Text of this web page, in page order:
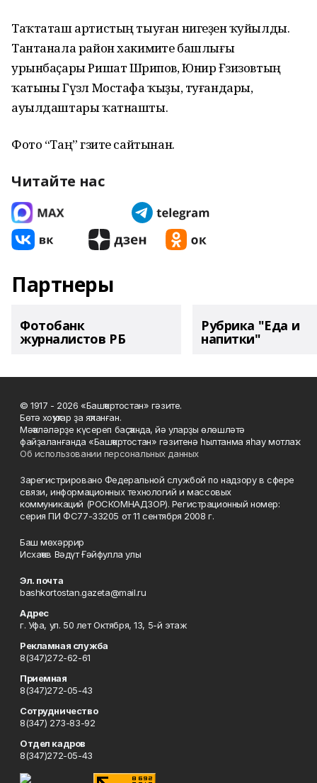
Таҡтаташ артистың тыуған нигеҙенә ҡуйылды.
Тантанала район хакимиәте башлығы
урынбаҫары Ришат Шәрипов, Юнир Ғәзизовтың
ҡатыны Гүзәл Мостафа ҡыҙы, туғандары,
ауылдаштары ҡатнашты.
Фото “Таң” гәзите сайтынан.
Читайте нас
Партнеры
Фотобанк
журналистов РБ
Рубрика "Еда и
напитки"
© 1917 - 2026 «Башҡортостан» гәзите.
Бөтә хоҡуҡтар ҙа яҡланған.
Мәҡәләләрҙе күсереп баҫҡанда, йә уларҙы өлөшләтә
файҙаланғанда «Башҡортостан» гәзитенә һылтанма яһау мотлаҡ.
Об использовании персональных данных
Зарегистрировано Федеральной службой по надзору в сфере
связи, информационных технологий и массовых
коммуникаций (РОСКОМНАДЗОР). Регистрационный номер:
серия ПИ ФС77-33205 от 11 сентября 2008 г.
Баш мөхәррир
Исхаҡов Вәдүт Ғәйфулла улы
Эл. почта
bashkortostan.gazeta@mail.ru
Адрес
г. Уфа, ул. 50 лет Октября, 13, 5-й этаж
Рекламная служба
8(347)272-62-61
Приемная
8(347)272-05-43
Сотрудничество
8(347) 273-83-92
Отдел кадров
8(347)272-05-43